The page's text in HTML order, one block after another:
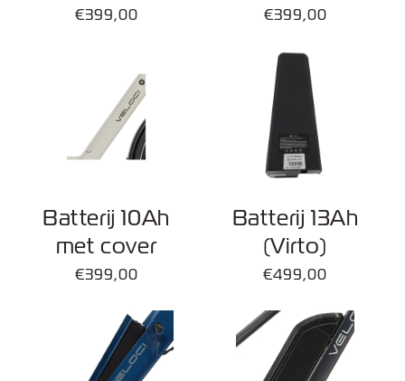
Normale
€399,00
Normale
€399,00
Batterij 10Ah
met cover
Normale
€399,00
Batterij 13Ah
(Virto)
Normale
€499,00